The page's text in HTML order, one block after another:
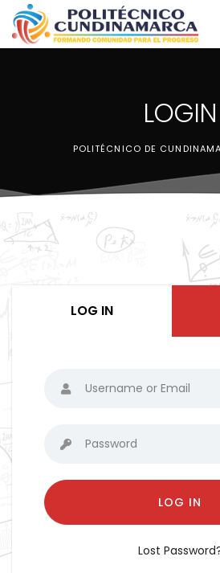
LOGIN
POLITÉCNICO DE
LOG IN
LOG IN
Lost